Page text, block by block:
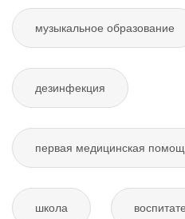
музыкальное образование
дезинфекция
школа